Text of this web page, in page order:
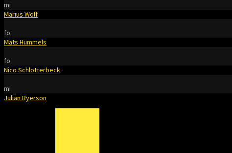
mi
Marius Wolf
fo
Mats Hummels
fo
Nico Schlotterbeck
mi
Julian Ryerson